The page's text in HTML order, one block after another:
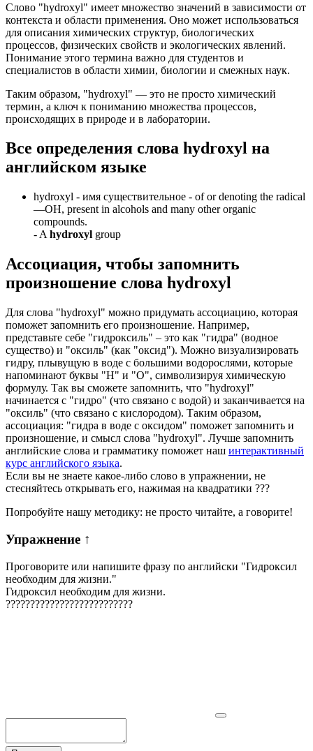
Слово "hydroxyl" имеет множество значений в зависимости от
контекста и области применения. Оно может использоваться
для описания химических структур, биологических
процессов, физических свойств и экологических явлений.
Понимание этого термина важно для студентов и
специалистов в области химии, биологии и смежных наук.
Таким образом, "hydroxyl" — это не просто химический
термин, а ключ к пониманию множества процессов,
происходящих в природе и в лаборатории.
Все определения слова hydroxyl на
английском языке
hydroxyl - имя существительное - of or denoting the radical
—OH, present in alcohols and many other organic
compounds.
- A hydroxyl group
Ассоциация, чтобы запомнить
произношение слова hydroxyl
Для слова "hydroxyl" можно придумать ассоциацию, которая
поможет запомнить его произношение. Например,
представьте себе "гидроксиль" – это как "гидра" (водное
существо) и "оксиль" (как "оксид"). Можно визуализировать
гидру, плывущую в воде с большими водорослями, которые
напоминают буквы "H" и "O", символизируя химическую
формулу. Так вы сможете запомнить, что "hydroxyl"
начинается с "гидро" (что связано с водой) и заканчивается на
"оксиль" (что связано с кислородом). Таким образом,
ассоциация: "гидра в воде с оксидом" поможет запомнить и
произношение, и смысл слова "hydroxyl". Лучше запомнить
английские слова и грамматику поможет наш интерактивный
курс английского языка.
Если вы не знаете какое-либо слово в упражнении, не
стесняйтесь открывать его, нажимая на квадратики ???
Попробуйте нашу методику: не просто читайте, а говорите!
Упражнение ↑
Проговорите или напишите фразу по английски "Гидроксил
необходим для жизни."
Гидроксил необходим для жизни.
??????????????????????????